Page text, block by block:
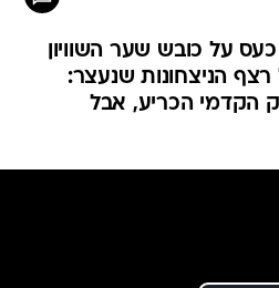
על כובש שער השוויון
הניצחונות שנעצר:
הקדמי הכריע, אבל